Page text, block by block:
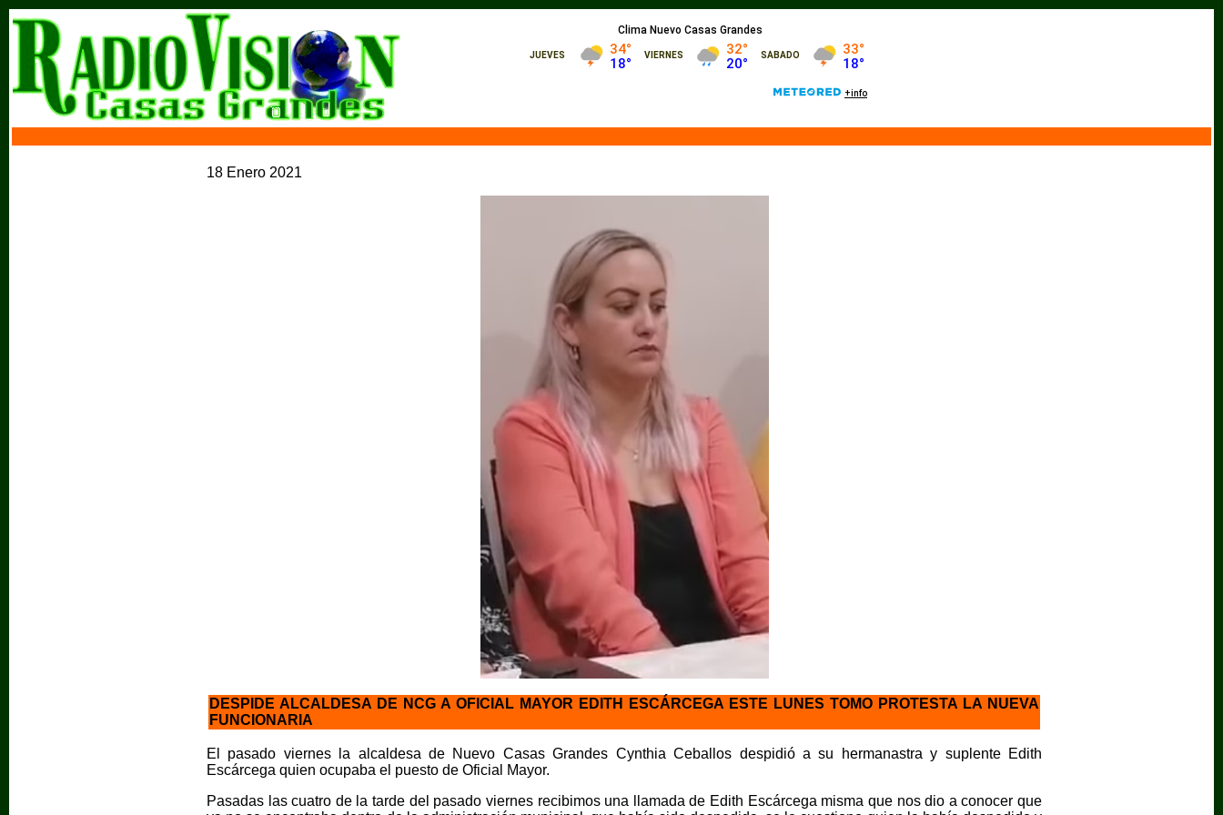
18 Enero 2021
DESPIDE ALCALDESA DE NCG A OFICIAL MAYOR EDITH ESCÁRCEGA ESTE LUNES TOMO PROTESTA LA NUEVA
FUNCIONARIA
El pasado viernes la alcaldesa de Nuevo Casas Grandes Cynthia Ceballos despidió a su hermanastra y suplente Edith
Escárcega quien ocupaba el puesto de Oficial Mayor.
Pasadas las cuatro de la tarde del pasado viernes recibimos una llamada de Edith Escárcega misma que nos dio a conocer que